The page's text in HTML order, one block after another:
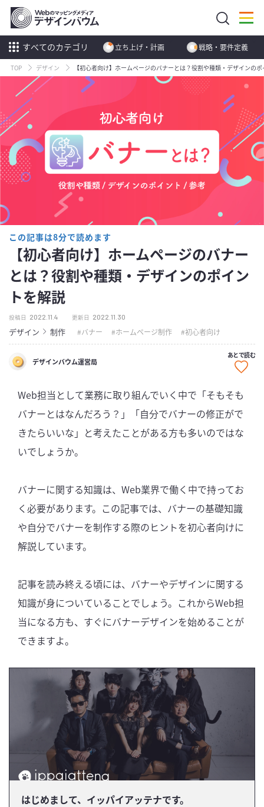
すべてのカテゴリ 立ち上げ・計画 戦略・要件定義
TOP デザイン 【初心者向け】ホームページのバナーとは？役割や種類・デザインの
この記事は8分で読めます
【初心者向け】ホームページのバナー
とは？役割や種類・デザインのポイン
トを解説
投稿日 2022.11.4 更新日 2022.11.30
デザイン 制作 バナー ホームページ制作 初心者向け
デザインバウム運営局
あとで読む
Web担当として業務に取り組んでいく中で「そもそも
バナーとはなんだろう？」「自分でバナーの修正がで
きたらいいな」と考えたことがある方も多いのではな
いでしょうか。
バナーに関する知識は、Web業界で働く中で持ってお
く必要があります。この記事では、バナーの基礎知識
や自分でバナーを制作する際のヒントを初心者向けに
解説しています。
記事を読み終える頃には、バナーやデザインに関する
知識が身についていることでしょう。これからWeb担
当になる方も、すぐにバナーデザインを始めることが
できますよ。
はじめまして、イッパイアッテナです。